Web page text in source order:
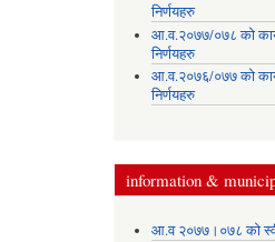
निर्णयहरु
आ.व.२०७७/०७८ को
निर्णयहरु
आ.व.२०७६/०७७ को
निर्णयहरु
information &
आ.व २०७७।०७८ को